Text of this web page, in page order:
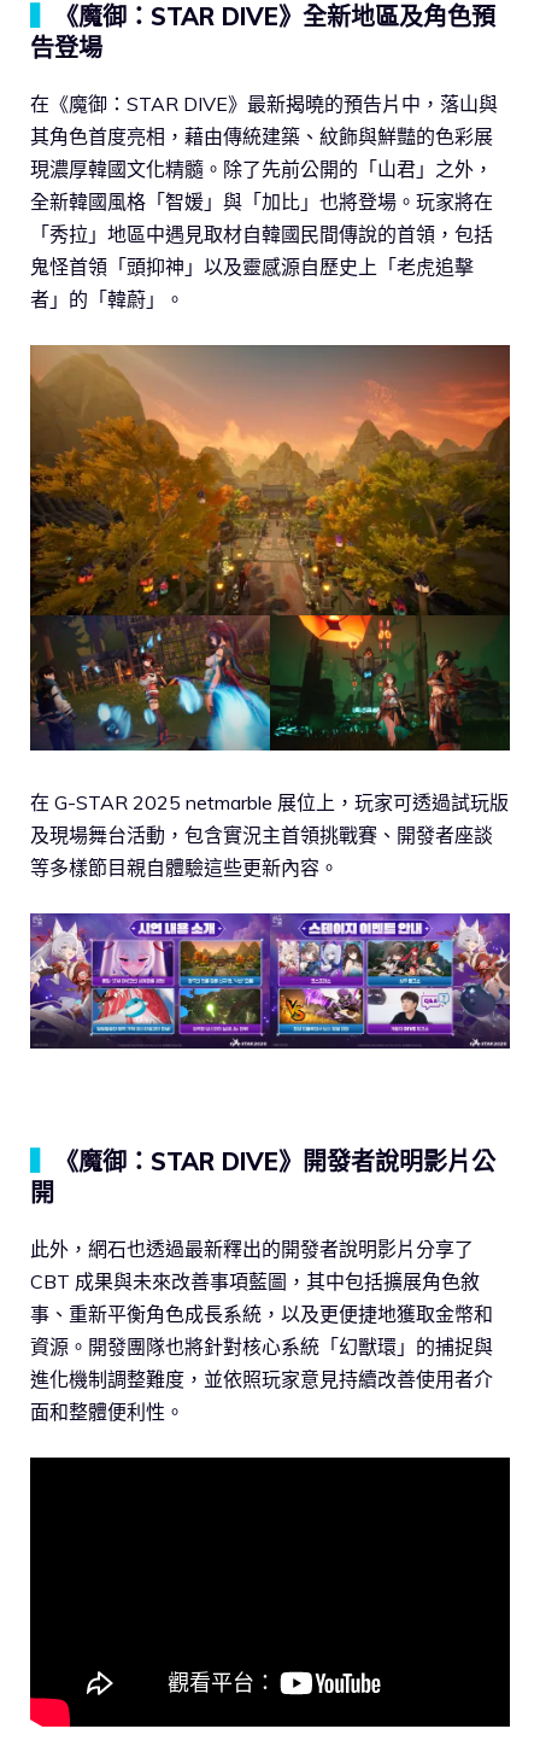
《魔御：STAR DIVE》全新地區及角色預
告登場
在《魔御：STAR DIVE》最新揭曉的預告片中，落山與
其角色首度亮相，藉由傳統建築、紋飾與鮮豔的色彩展
現濃厚韓國文化精髓。除了先前公開的「山君」之外，
全新韓國風格「智媛」與「加比」也將登場。玩家將在
「秀拉」地區中遇見取材自韓國民間傳說的首領，包括
鬼怪首領「頭抑神」以及靈感源自歷史上「老虎追擊
者」的「韓蔚」。
在 G-STAR 2025 netmarble 展位上，玩家可透過試玩版
及現場舞台活動，包含實況主首領挑戰賽、開發者座談
等多樣節目親自體驗這些更新內容。
《魔御：STAR DIVE》開發者說明影片公
開
此外，網石也透過最新釋出的開發者說明影片分享了
CBT 成果與未來改善事項藍圖，其中包括擴展角色敘
事、重新平衡角色成長系統，以及更便捷地獲取金幣和
資源。開發團隊也將針對核心系統「幻獸環」的捕捉與
進化機制調整難度，並依照玩家意見持續改善使用者介
面和整體便利性。